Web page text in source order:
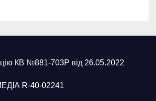
КВ №881-703Р від 26.05.2022
R-40-02241